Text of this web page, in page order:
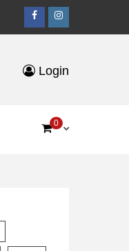
Facebook
Login
0